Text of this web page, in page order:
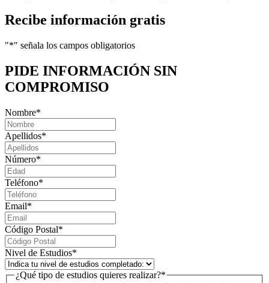
Recibe información gratis
"*" señala los campos obligatorios
PIDE INFORMACIÓN SIN
COMPROMISO
Nombre*
Apellidos*
Número*
Teléfono*
Email*
Código Postal*
Nivel de Estudios*
¿Qué tipo de estudios quieres realizar?*